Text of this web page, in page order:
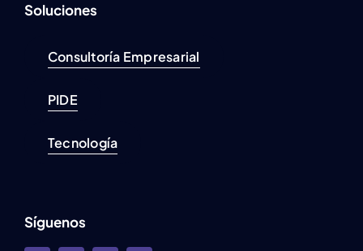
Soluciones
Consultoría Empresarial
PIDE
Tecnología
Síguenos